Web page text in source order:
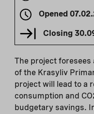
Opened
Closing
The project
of the Krasyliv
project will lead to a
consumption and
budgetary savings.